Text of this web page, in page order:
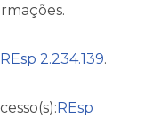
2.234.139.
REsp